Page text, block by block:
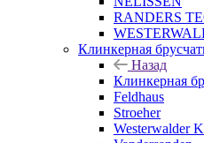
RANDERS
Клинкерная
Назад
Клинкерная
Feldhaus
Stroeher
Westerwalder